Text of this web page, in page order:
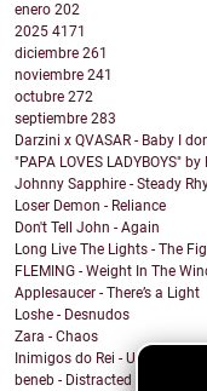
enero 202
2025 4171
diciembre 261
noviembre 241
octubre 272
septiembre 283
Darzini x QVASAR - Baby I
"PAPA LOVES LADYBOYS" by
Johnny Sapphire - Steady
Loser Demon - Reliance
Don't Tell John - Again
Long Live The Lights - The
FLEMING - Weight In The
Applesaucer - There’s a Light
Loshe - Desnudos
Zara - Chaos
Inimigos do Rei - Uma
beneb - Distracted